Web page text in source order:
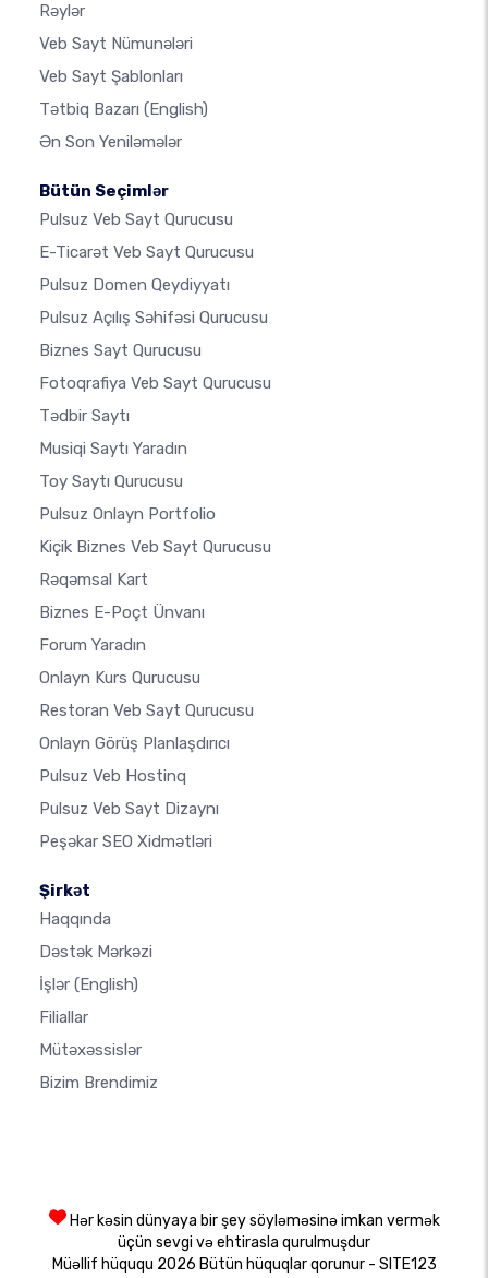
Rəylər
Veb Sayt Nümunələri
Veb Sayt Şablonları
Tətbiq Bazarı (English)
Ən Son Yeniləmələr
Bütün Seçimlər
Pulsuz Veb Sayt Qurucusu
E-Ticarət Veb Sayt Qurucusu
Pulsuz Domen Qeydiyyatı
Pulsuz Açılış Səhifəsi Qurucusu
Biznes Sayt Qurucusu
Fotoqrafiya Veb Sayt Qurucusu
Tədbir Saytı
Musiqi Saytı Yaradın
Toy Saytı Qurucusu
Pulsuz Onlayn Portfolio
Kiçik Biznes Veb Sayt Qurucusu
Rəqəmsal Kart
Biznes E-Poçt Ünvanı
Forum Yaradın
Onlayn Kurs Qurucusu
Restoran Veb Sayt Qurucusu
Onlayn Görüş Planlaşdırıcı
Pulsuz Veb Hostinq
Pulsuz Veb Sayt Dizaynı
Peşəkar SEO Xidmətləri
Şirkət
Haqqında
Dəstək Mərkəzi
İşlər (English)
Filiallar
Mütəxəssislər
Bizim Brendimiz
Hər kəsin dünyaya bir şey söyləməsinə imkan vermək
üçün sevgi və ehtirasla qurulmuşdur
Müəllif hüququ 2026 Bütün hüquqlar qorunur - SITE123